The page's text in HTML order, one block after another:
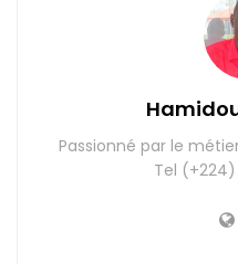
Passionné par le
Tel